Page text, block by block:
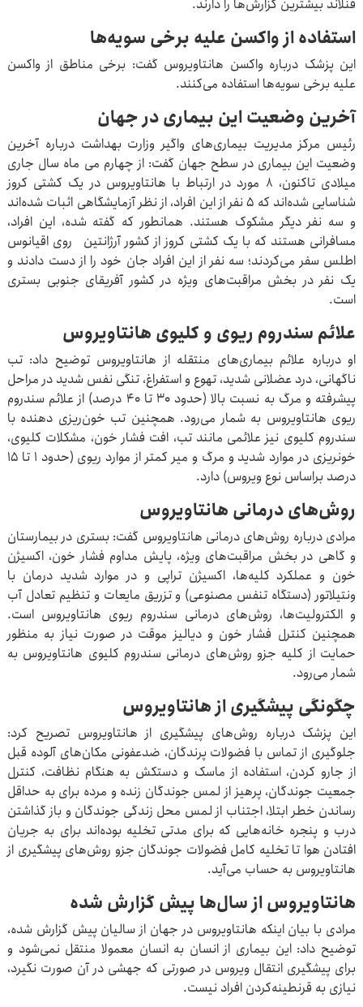
فنلاند بیشترین گزارش‌ها را دارند.
استفاده از واکسن علیه برخی سویه‌ها
این پزشک درباره واکسن هانتاویروس گفت: برخی مناطق از واکسن
علیه برخی سویه‌ها استفاده می‌کنند.
آخرین وضعیت این بیماری در جهان
رئیس مرکز مدیریت بیماری‌های واگیر وزارت بهداشت درباره آخرین
وضعیت این بیماری در سطح جهان گفت: از چهارم می ماه سال جاری
میلادی تاکنون، ۸ مورد در ارتباط با هانتاویروس در یک کشتی کروز
شناسایی شده‌اند که ۵ نفر از این افراد، از نظر آزمایشگاهی اثبات شده‌اند
و سه نفر دیگر مشکوک هستند. همانطور که گفته شده، این افراد،
مسافرانی هستند که با یک کشتی کروز از کشور آرژانتین روی اقیانوس
اطلس سفر می‌کردند؛ سه نفر از این افراد جان خود را از دست دادند و
یک نفر در بخش مراقبت‌های ویژه در کشور آفریقای جنوبی بستری
است.
علائم سندروم ریوی و کلیوی هانتاویروس
او درباره علائم بیماری‌های منتقله از هانتاویروس توضیح داد: تب
ناگهانی، درد عضلانی شدید، تهوع و استفراغ، تنگی نفس شدید در مراحل
پیشرفته و مرگ به نسبت بالا (حدود ۳۰ تا ۴۰ درصد) از علائم سندروم
ریوی هانتاویروس به شمار می‌رود. همچنین تب خون‌ریزی دهنده با
سندروم کلیوی نیز علائمی مانند تب، افت فشار خون، مشکلات کلیوی،
خونریزی در موارد شدید و مرگ و میر کمتر از موارد ریوی (حدود ۱ تا ۱۵
درصد براساس نوع ویروس) دارد.
روش‌های درمانی هانتاویروس
مرادی درباره روش‌های درمانی هانتاویروس گفت: بستری در بیمارستان
و گاهی در بخش مراقبت‌های ویژه، پایش مداوم فشار خون، اکسیژن
خون و عملکرد کلیه‌ها، اکسیژن تراپی و در موارد شدید درمان با
ونتیلاتور (دستگاه تنفس مصنوعی) و تزریق مایعات و تنظیم تعادل آب
و الکترولیت‌ها، روش‌های درمانی سندروم ریوی هانتاویروس است.
همچنین کنترل فشار خون و دیالیز موقت در صورت نیاز به منظور
حمایت از کلیه جزو روش‌های درمانی سندروم کلیوی هانتاویروس به
شمار می‌رود.
چگونگی پیشگیری از هانتاویروس
این پزشک درباره روش‌های پیشگیری از هانتاویروس تصریح کرد:
جلوگیری از تماس با فضولات پرندگان، ضدعفونی مکان‌های آلوده قبل
از جارو کردن، استفاده از ماسک و دستکش به هنگام نظافت، کنترل
جمعیت جوندگان، پرهیز از لمس جوندگان زنده و مرده برای به حداقل
رساندن خطر ابتلا، اجتناب از لمس محل زندگی جوندگان و باز گذاشتن
درب و پنجره خانه‌هایی که برای مدتی تخلیه بوده‌اند برای به جریان
افتادن هوا تا تخلیه کامل فضولات جوندگان جزو روش‌های پیشگیری از
هانتاویروس به حساب می‌آید.
هانتاویروس از سال‌ها پیش گزارش شده
مرادی با بیان اینکه هانتاویروس در جهان از سالیان پیش گزارش شده،
توضیح داد: این بیماری از انسان به انسان معمولا منتقل نمی‌شود و
برای پیشگیری انتقال ویروس در صورتی که جهشی در آن صورت نگیرد،
نیازی به قرنطینه‌کردن افراد نیست.